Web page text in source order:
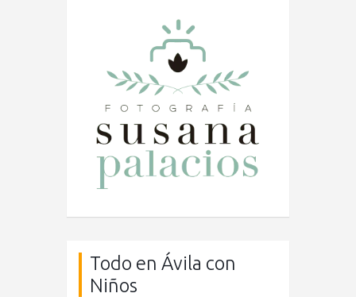
Todo en Ávila con
Niños